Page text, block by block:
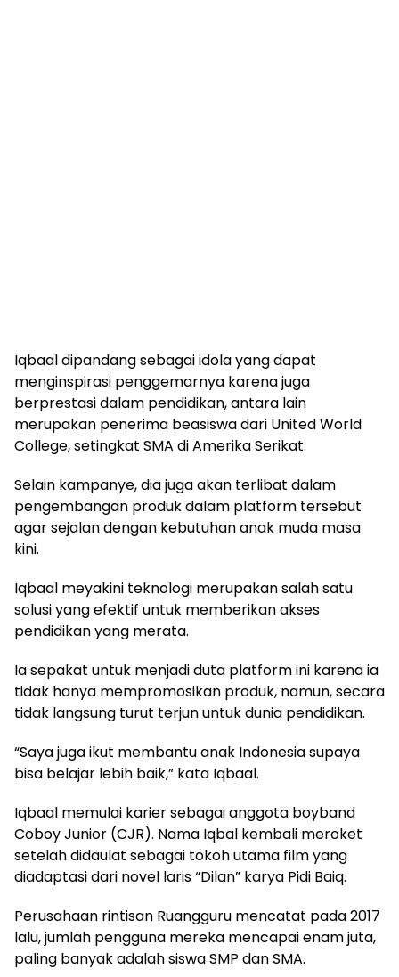
Iqbaal dipandang sebagai idola yang dapat
menginspirasi penggemarnya karena juga
berprestasi dalam pendidikan, antara lain
merupakan penerima beasiswa dari United World
College, setingkat SMA di Amerika Serikat.
Selain kampanye, dia juga akan terlibat dalam
pengembangan produk dalam platform tersebut
agar sejalan dengan kebutuhan anak muda masa
kini.
Iqbaal meyakini teknologi merupakan salah satu
solusi yang efektif untuk memberikan akses
pendidikan yang merata.
Ia sepakat untuk menjadi duta platform ini karena ia
tidak hanya mempromosikan produk, namun, secara
tidak langsung turut terjun untuk dunia pendidikan.
“Saya juga ikut membantu anak Indonesia supaya
bisa belajar lebih baik,” kata Iqbaal.
Iqbaal memulai karier sebagai anggota boyband
Coboy Junior (CJR). Nama Iqbal kembali meroket
setelah didaulat sebagai tokoh utama film yang
diadaptasi dari novel laris “Dilan” karya Pidi Baiq.
Perusahaan rintisan Ruangguru mencatat pada 2017
lalu, jumlah pengguna mereka mencapai enam juta,
paling banyak adalah siswa SMP dan SMA.